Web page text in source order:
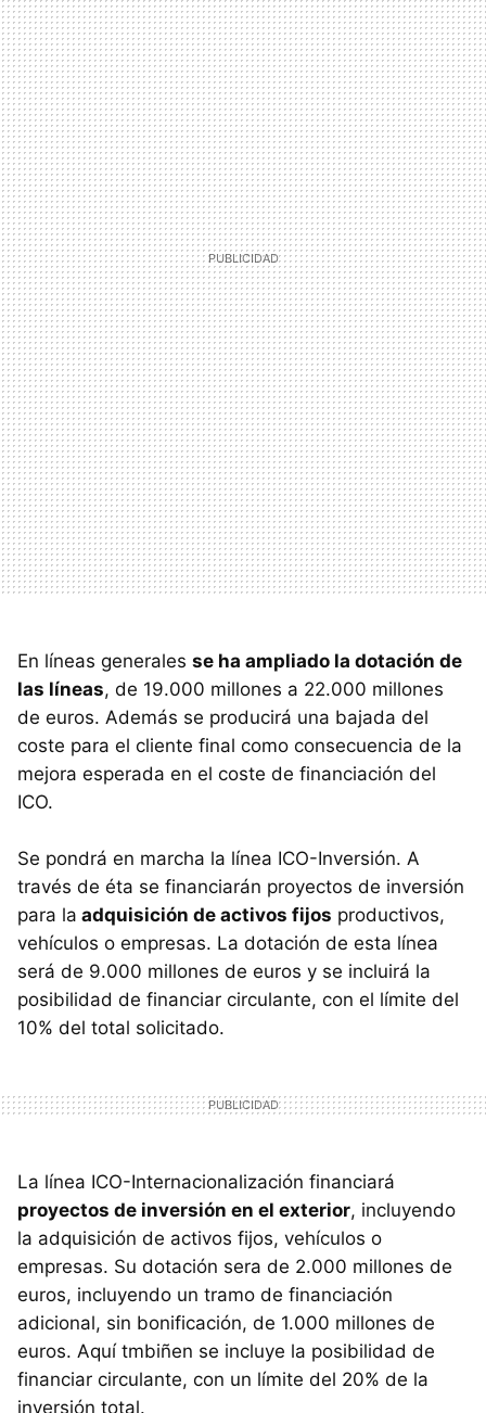
En líneas generales se ha ampliado la dotación de
las líneas, de 19.000 millones a 22.000 millones
de euros. Además se producirá una bajada del
coste para el cliente final como consecuencia de la
mejora esperada en el coste de financiación del
ICO.
Se pondrá en marcha la línea ICO-Inversión. A
través de éta se financiarán proyectos de inversión
para la adquisición de activos fijos productivos,
vehículos o empresas. La dotación de esta línea
será de 9.000 millones de euros y se incluirá la
posibilidad de financiar circulante, con el límite del
10% del total solicitado.
La línea ICO-Internacionalización financiará
proyectos de inversión en el exterior, incluyendo
la adquisición de activos fijos, vehículos o
empresas. Su dotación sera de 2.000 millones de
euros, incluyendo un tramo de financiación
adicional, sin bonificación, de 1.000 millones de
euros. Aquí tmbiñen se incluye la posibilidad de
financiar circulante, con un límite del 20% de la
inversión total.